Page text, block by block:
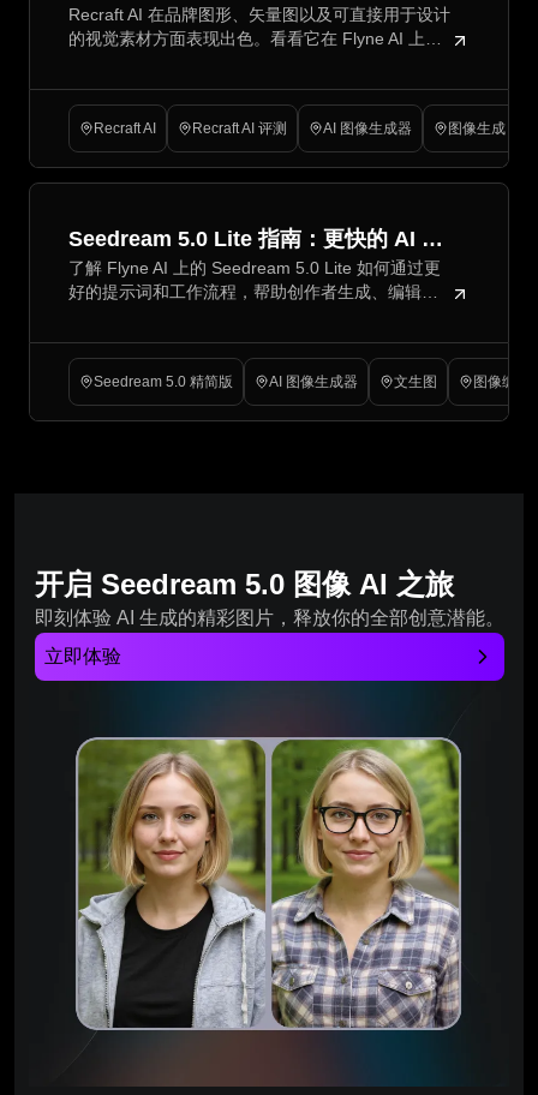
可直接设计图片的最佳选择
Recraft AI 在品牌图形、矢量图以及可直接用于设计
的视觉素材方面表现出色。看看它在 Flyne AI 上与
Recraft AI Recraft AI 评测 AI 图像生成器 图像生成 AI
Seedream 5.0 Lite 指南：更快的 AI 图
像生成与编辑
了解 Flyne AI 上的 Seedream 5.0 Lite 如何通过更
好的提示词和工作流程，帮助创作者生成、编辑并
Seedream 5.0 精简版 AI 图像生成器 文生图 图像编辑
开启 Seedream 5.0 图像 AI 之旅
即刻体验 AI 生成的精彩图片，释放你的全部创意潜能。
立即体验